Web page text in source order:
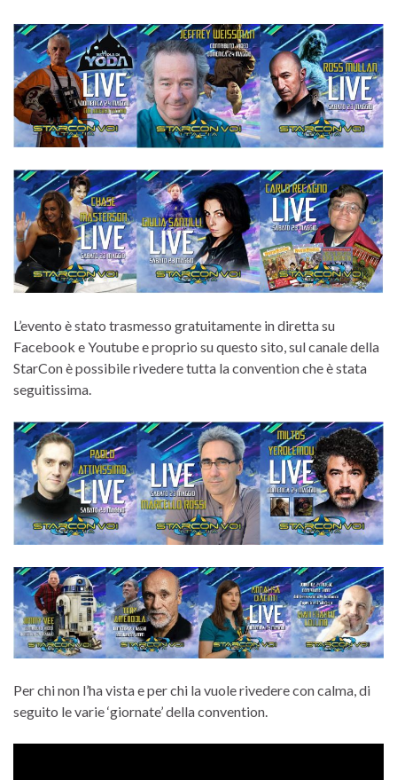
L’evento è stato trasmesso gratuitamente in diretta su
Facebook e Youtube e proprio su questo sito, sul canale della
StarCon è possibile rivedere tutta la convention che è stata
seguitissima.
Per chi non l’ha vista e per chi la vuole rivedere con calma, di
seguito le varie ‘giornate’ della convention.